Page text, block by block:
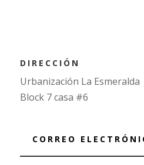
DIRECCIÓN
Urbanización La Esmeralda
Block 7 casa #6